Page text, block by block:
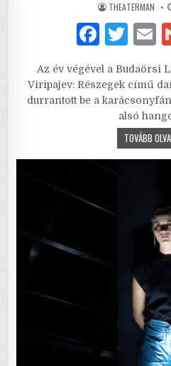
AUTHOR:
THEATERMAN
F
c
e
b
o
T
it
te
r
l
Az év végével a Budaörsi
Viripajev: Részegek című
durrantott be a
alsó
TOVÁBB